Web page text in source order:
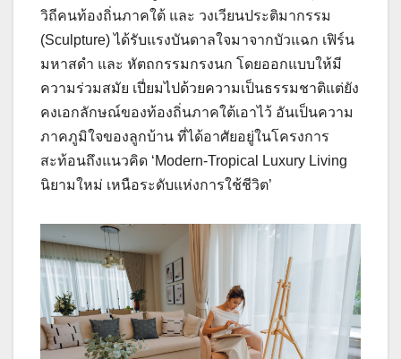
วิถีคนท้องถิ่นภาคใต้ และ วงเวียนประติมากรรม
(Sculpture) ได้รับแรงบันดาลใจมาจากบัวแฉก เฟิร์น
มหาสดำ และ หัตถกรรมกรงนก โดยออกแบบให้มี
ความร่วมสมัย เปี่ยมไปด้วยความเป็นธรรมชาติแต่ยัง
คงเอกลักษณ์ของท้องถิ่นภาคใต้เอาไว้ อันเป็นความ
ภาคภูมิใจของลูกบ้าน ที่ได้อาศัยอยู่ในโครงการ
สะท้อนถึงแนวคิด ‘Modern-Tropical Luxury Living
นิยามใหม่ เหนือระดับแห่งการใช้ชีวิต’